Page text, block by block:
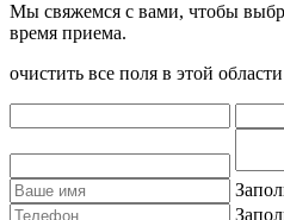
Мы свяжемся с вами, чтобы
время приема.
очистить все поля в этой